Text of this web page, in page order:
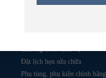
Đặt lịch hẹn sửa chữa
Phụ tùng, phụ kiện chính hãng